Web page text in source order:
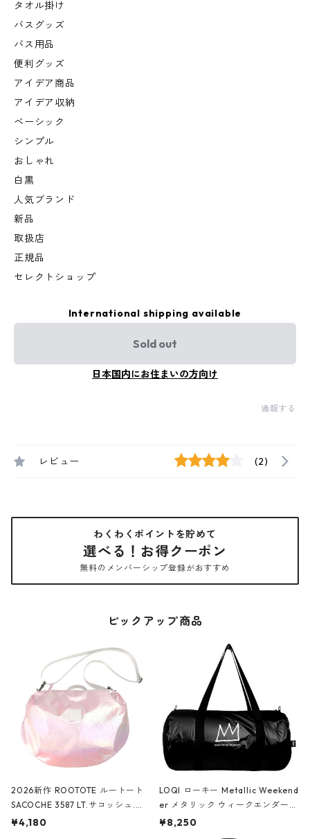
タオル掛け
バスグッズ
バス用品
便利グッズ
アイデア商品
アイデア収納
ベーシック
シンプル
おしゃれ
白黒
人気ブランド
新品
取扱店
正規品
セレクトショップ
International shipping available
Sold out
日本国内にお住まいの方向け
通報する
レビュー (2)
わくわくポイントを貯めて
選べる！お得クーポン
無料のメンバーシップ登録がおすすめ
ピックアップ商品
2026新作 ROOTOTE ルートート
SACOCHE 3587 LT.サコッシュ.ル
ミエ-B ショルダーバッグ グロスピ
¥4,180
LOQI ローキー Metallic Weekend
er メタリック ウィークエンダー
ボストンバッグ ショルダーバッグ
¥8,250